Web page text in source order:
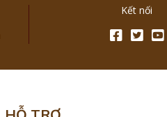
Kết nối